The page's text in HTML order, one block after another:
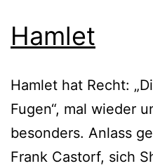
Hamlet
Hamlet hat Recht:
Fugen“, mal wieder
besonders. Anlass
Frank Castorf, sich